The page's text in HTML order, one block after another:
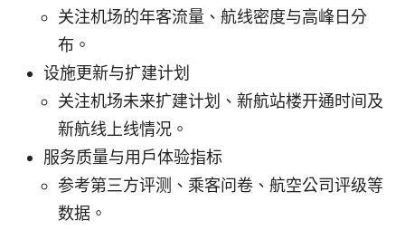
关注机场的年客流量、航线密度与高峰日分
布。
设施更新与扩建计划
关注机场未来扩建计划、新航站楼开通时间及
新航线上线情况。
服务质量与用户体验指标
参考第三方评测、乘客问卷、航空公司评级等
数据。